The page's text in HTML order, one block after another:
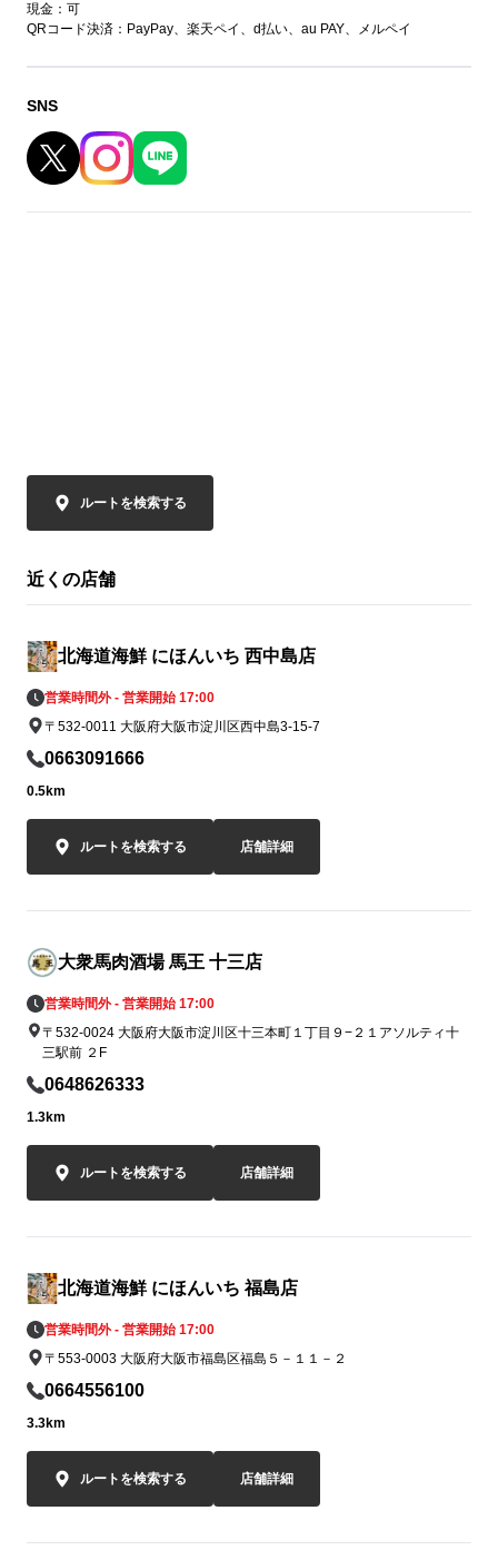
現金：可
QRコード決済：PayPay、楽天ペイ、d払い、au PAY、メルペイ
SNS
ルートを検索する
近くの店舗
北海道海鮮 にほんいち 西中島店
営業時間外 - 営業開始 17:00
〒532-0011 大阪府大阪市淀川区西中島3-15-7
0663091666
0.5km
ルートを検索する 店舗詳細
大衆馬肉酒場 馬王 十三店
営業時間外 - 営業開始 17:00
〒532-0024 大阪府大阪市淀川区十三本町１丁目９−２１アソルティ十
三駅前 ２F
0648626333
1.3km
ルートを検索する 店舗詳細
北海道海鮮 にほんいち 福島店
営業時間外 - 営業開始 17:00
〒553-0003 大阪府大阪市福島区福島５－１１－２
0664556100
3.3km
ルートを検索する 店舗詳細